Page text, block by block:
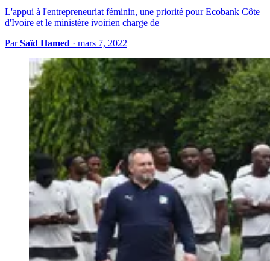
L'appui à l'entrepreneuriat féminin, une priorité pour Ecobank Côte
d'Ivoire et le ministère ivoirien charge de
ParSaïd Hamed · mars 7, 2022